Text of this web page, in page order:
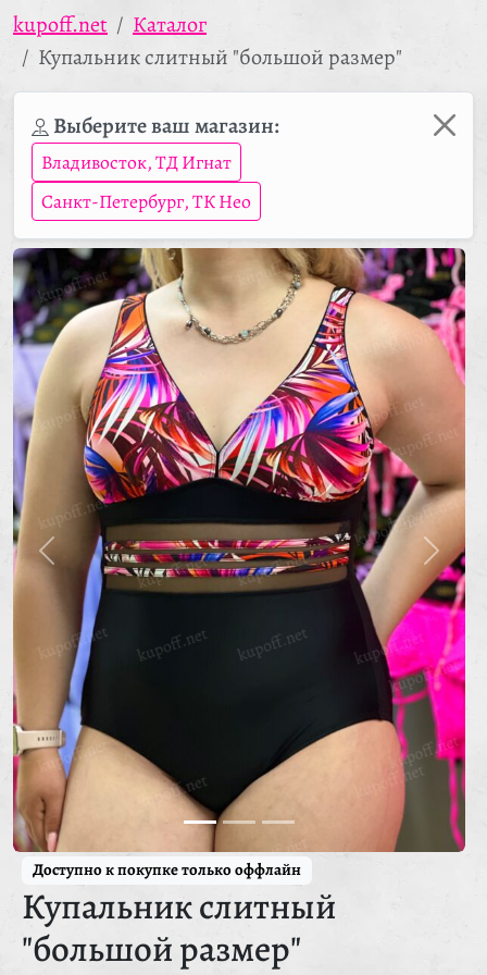
kupoff.net
Каталог
Купальник слитный "большой размер"
Выберите ваш магазин:
Владивосток, ТД Игнат
Санкт-Петербург, ТК Нео
Доступно к покупке только оффлайн
Купальник слитный
"большой размер"